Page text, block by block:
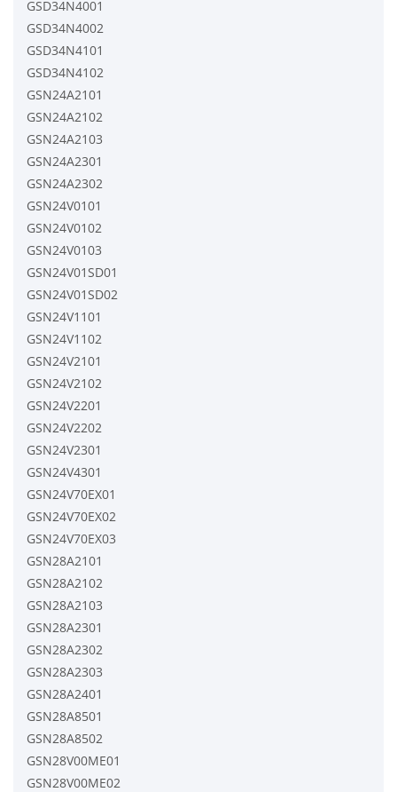
GSD34N4001
GSD34N4002
GSD34N4101
GSD34N4102
GSN24A2101
GSN24A2102
GSN24A2103
GSN24A2301
GSN24A2302
GSN24V0101
GSN24V0102
GSN24V0103
GSN24V01SD01
GSN24V01SD02
GSN24V1101
GSN24V1102
GSN24V2101
GSN24V2102
GSN24V2201
GSN24V2202
GSN24V2301
GSN24V4301
GSN24V70EX01
GSN24V70EX02
GSN24V70EX03
GSN28A2101
GSN28A2102
GSN28A2103
GSN28A2301
GSN28A2302
GSN28A2303
GSN28A2401
GSN28A8501
GSN28A8502
GSN28V00ME01
GSN28V00ME02